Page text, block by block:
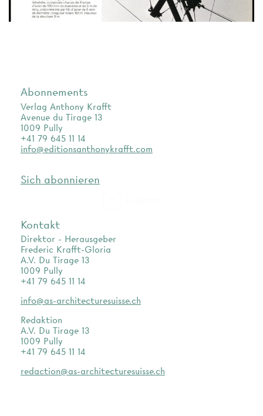
Abonnements
Verlag Anthony Krafft
Avenue du Tirage 13
1009 Pully
+41 79 645 11 14
info@editionsanthonykrafft.com
Sich abonnieren
Kontakt
Direktor - Herausgeber
Frederic Krafft-Gloria
A.V. Du Tirage 13
1009 Pully
+41 79 645 11 14
info@as-architecturesuisse.ch
Redaktion
A.V. Du Tirage 13
1009 Pully
+41 79 645 11 14
redaction@as-architecturesuisse.ch